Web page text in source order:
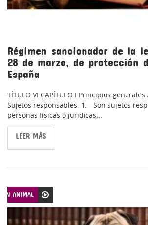
Régimen sancionador de la
28 de marzo, de protección
España
TÍTULO VI CAPÍTULO I Principios
Sujetos responsables. 1. Son sujetos
personas físicas o jurídicas...
LEER MÁS
ANIMAL